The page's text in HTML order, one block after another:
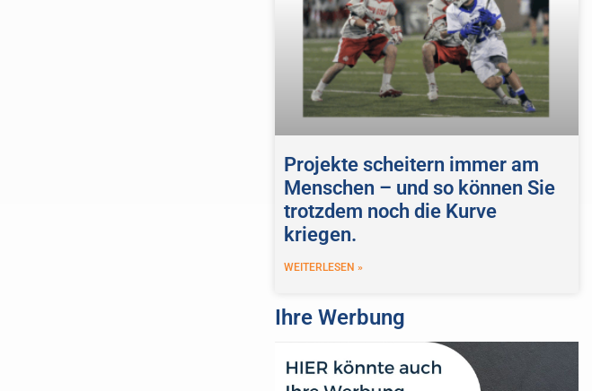
Projekte scheitern immer am
Menschen – und so können Sie
trotzdem noch die Kurve
kriegen.
WEITERLESEN »
Ihre Werbung